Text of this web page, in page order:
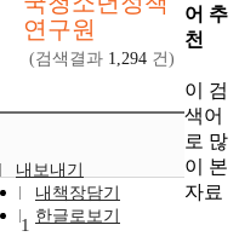
연구원
(검색결과 1,294 건)
내보내기
내책장담기
한글로보기
1
어 추
천
이 검
색어
로 많
이 본
자료